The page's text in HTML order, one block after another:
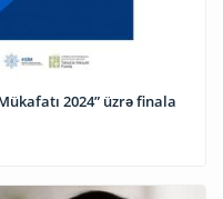
2024” üzrə finala